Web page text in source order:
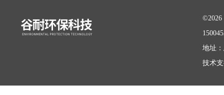
©2026
地址
技术